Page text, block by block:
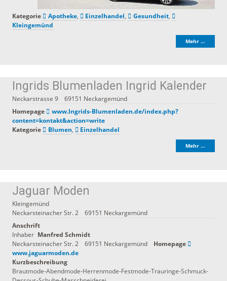
Kategorie Apotheke, Einzelhandel, Gesundheit,
Kleingemünd
Mehr …
Ingrids Blumenladen Ingrid Kalender
Neckarstrasse 9 69151 Neckargemünd
Homepage
www.Ingrids-Blumenladen.de/index.php?
content=kontakt&action=write
Kategorie
Blumen, Einzelhandel
Mehr …
Jaguar Moden
Kleingemünd
Neckarsteinacher Str. 2
69151 Neckargemünd
Anschrift
Inhaber Manfred Schmidt
Neckarsteinacher Str. 2
69151 Neckargemünd
Homepage
www.jaguarmoden.de
Kurzbeschreibung
Brautmode-Abendmode-Herrenmode-Festmode-Trauringe-Schmuck-